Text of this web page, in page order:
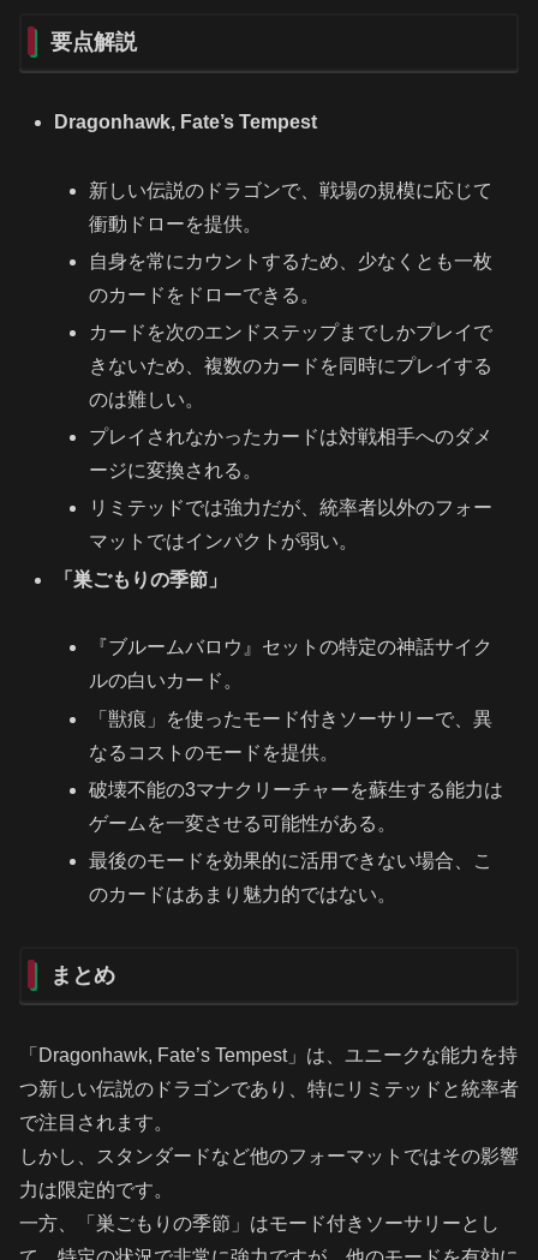
要点解説
Dragonhawk, Fate’s Tempest
新しい伝説のドラゴンで、戦場の規模に応じて
衝動ドローを提供。
自身を常にカウントするため、少なくとも一枚
のカードをドローできる。
カードを次のエンドステップまでしかプレイで
きないため、複数のカードを同時にプレイする
のは難しい。
プレイされなかったカードは対戦相手へのダメ
ージに変換される。
リミテッドでは強力だが、統率者以外のフォー
マットではインパクトが弱い。
「巣ごもりの季節」
『ブルームバロウ』セットの特定の神話サイク
ルの白いカード。
「獣痕」を使ったモード付きソーサリーで、異
なるコストのモードを提供。
破壊不能の3マナクリーチャーを蘇生する能力は
ゲームを一変させる可能性がある。
最後のモードを効果的に活用できない場合、こ
のカードはあまり魅力的ではない。
まとめ
「Dragonhawk, Fate’s Tempest」は、ユニークな能力を持
つ新しい伝説のドラゴンであり、特にリミテッドと統率者
で注目されます。
しかし、スタンダードなど他のフォーマットではその影響
力は限定的です。
一方、「巣ごもりの季節」はモード付きソーサリーとし